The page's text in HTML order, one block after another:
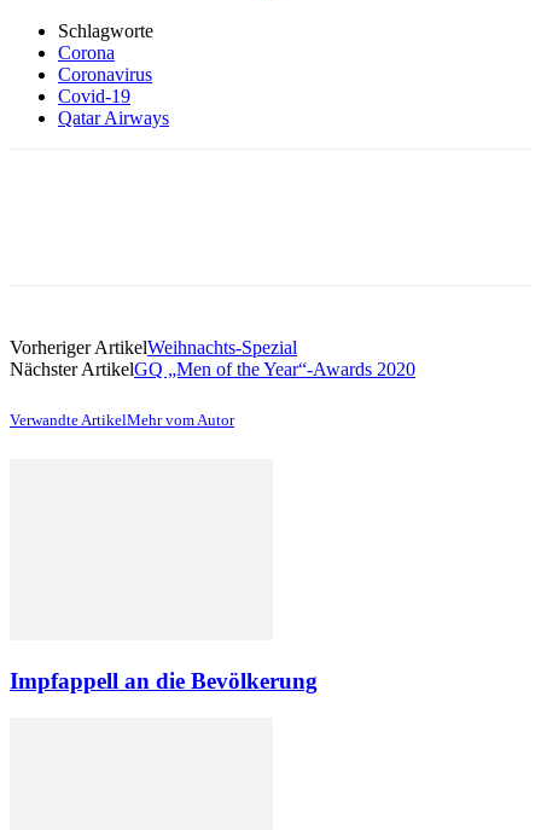
Schlagworte
Corona
Coronavirus
Covid-19
Qatar Airways
Vorheriger ArtikelWeihnachts-Spezial
Nächster ArtikelGQ „Men of the Year“-Awards 2020
Verwandte ArtikelMehr vom Autor
Impfappell an die Bevölkerung